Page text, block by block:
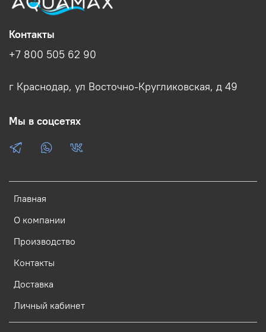
Главная
О компании
Производство
Контакты
Доставка
Личный кабинет
Контакты
+7 800 505 62 90
г Краснодар, ул Восточно-Кругликовская, д 49
Мы в соцсетях